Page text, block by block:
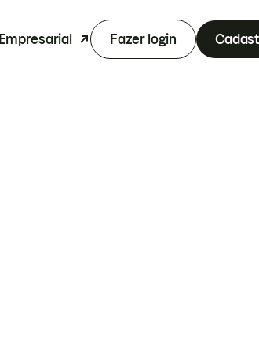
Empresarial Fazer login